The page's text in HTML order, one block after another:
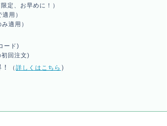
定、お早めに！）
用）
み適用）
ード)
初回注文)
（ 詳しくはこちら ）